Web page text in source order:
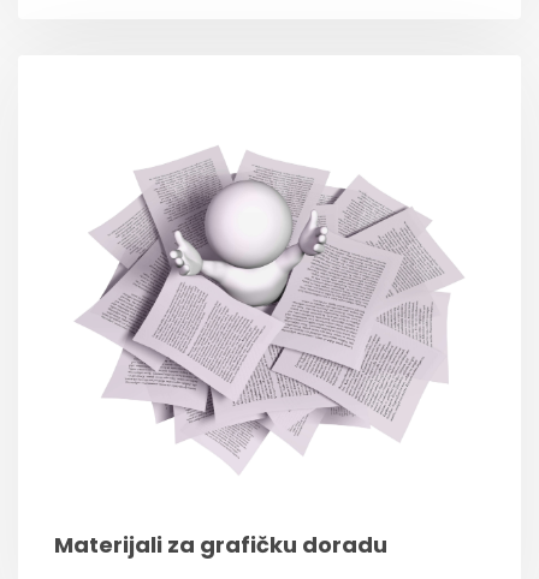
Materijali za grafičku doradu